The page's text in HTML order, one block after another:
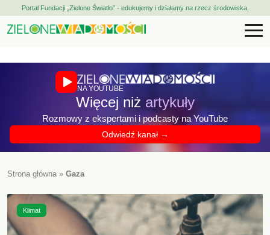
Portal Fundacji „Zielone Światło” - edukujemy i działamy na rzecz środowiska.
NA YOUTUBE
Więcej niż artykuły
Rozmowy z ekspertami i podcasty na YouTube
Odwiedź kanał →
Strona główna » Gaza
Klimat